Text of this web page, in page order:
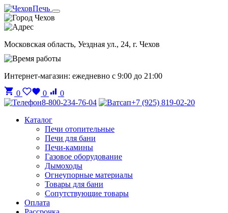
Чехов
Московская область, Уездная ул., 24, г. Чехов
Интернет-магазин: ежедневно с 9:00 до 21:00
0
0
0
8-800-234-76-04
+7 (925) 819-02-20
Каталог
Печи отопительные
Печи для бани
Печи-камины
Газовое оборудование
Дымоходы
Огнеупорные материалы
Товары для бани
Сопутствующие товары
Оплата